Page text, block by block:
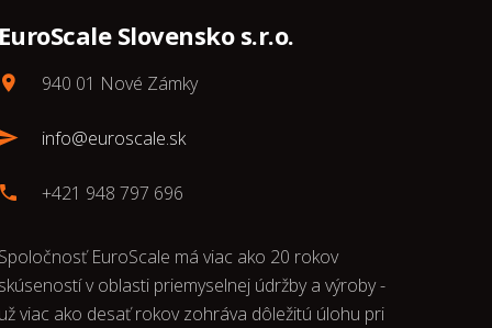
EuroScale Slovensko s.r.o.
940 01 Nové Zámky
info@euroscale.sk
+421 948 797 696
Spoločnosť EuroScale má viac ako 20 rokov
skúseností v oblasti priemyselnej údržby a výroby -
už viac ako desať rokov zohráva dôležitú úlohu pri